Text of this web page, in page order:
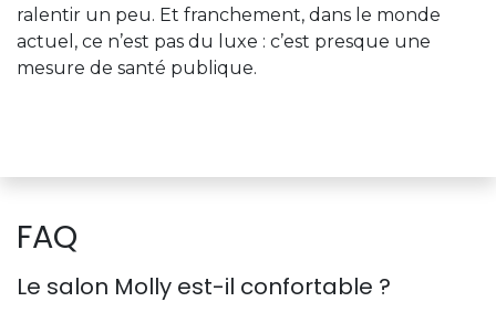
ralentir un peu. Et franchement, dans le monde
actuel, ce n’est pas du luxe : c’est presque une
mesure de santé publique.
FAQ
Le salon Molly est-il confortable ?